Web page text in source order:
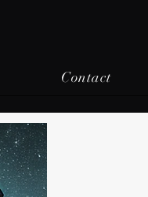
Contact